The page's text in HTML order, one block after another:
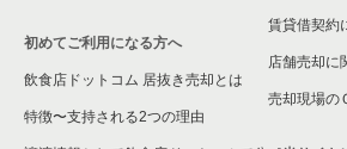
神奈川県のその他の居抜き売却物件の案件
初めてご利用になる方へ
飲食店ドットコム 居抜き売却とは
特徴〜支持される2つの理由
賃貸借契約
店舗売却に
売却現場の